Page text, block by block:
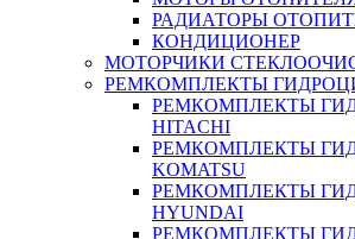
РАДИАТОРЫ
КОНДИЦИОНЕР
МОТОРЧИКИ
РЕМКОМПЛЕКТЫ
РЕМКОМПЛЕКТЫ
HITACHI
РЕМКОМПЛЕКТЫ
KOMATSU
РЕМКОМПЛЕКТЫ
HYUNDAI
РЕМКОМПЛЕКТЫ